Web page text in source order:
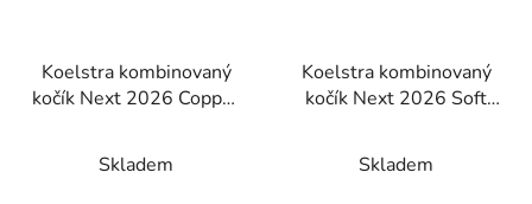
Koelstra kombinovaný
kočík Next 2026 Copper
príslušenstvo zadarmo!
Skladem
Koelstra kombinovaný
kočík Next 2026 Soft
balíčkom príslušenstvo
zadarmo!
Skladem